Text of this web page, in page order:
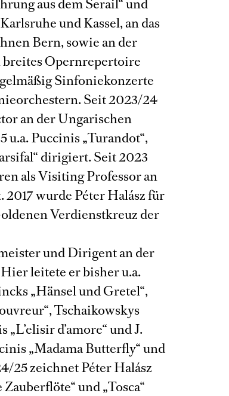
aus dem Serail“ und
und Kassel, an das
Bern, sowie an der
Opernrepertoire
Sinfoniekonzerte
Seit 2023/24
an der Ungarischen
u.a. Puccinis „Turandot“,
dirigiert. Seit 2023
als Visiting Professor an
wurde Péter Halász für
Verdienstkreuz der
und Dirigent an der
leitete er bisher u.a.
„Hänsel und Gretel“,
Tschaikowskys
d’amore“ und J.
„Madama Butterfly“ und
25 zeichnet Péter Halász
und „Tosca“